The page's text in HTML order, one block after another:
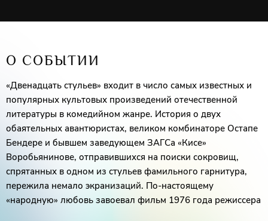
О СОБЫТИИ
«Двенадцать стульев» входит в число самых известных и
популярных культовых произведений отечественной
литературы в комедийном жанре. История о двух
обаятельных авантюристах, великом комбинаторе Остапе
Бендере и бывшем заведующем ЗАГСа «Кисе»
Воробьянинове, отправившихся на поиски сокровищ,
спрятанных в одном из стульев фамильного гарнитура,
пережила немало экранизаций. По-настоящему
«народную» любовь завоевал фильм 1976 года режиссера